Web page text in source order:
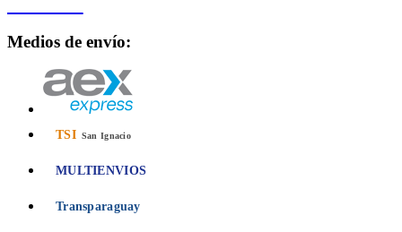
Medios de envío:
TSI San Ignacio
MULTIENVIOS
Transparaguay